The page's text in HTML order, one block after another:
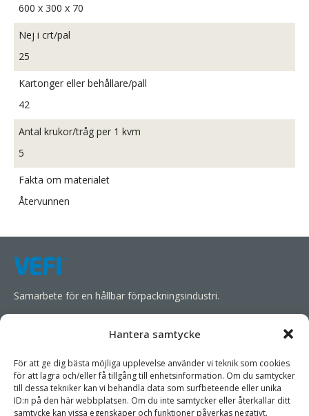
Hantera samtycke
För att ge dig bästa möjliga upplevelse använder vi teknik som cookies
för att lagra och/eller få tillgång till enhetsinformation. Om du samtycker
till dessa tekniker kan vi behandla data som surfbeteende eller unika
ID:n på den här webbplatsen. Om du inte samtycker eller återkallar ditt
samtycke kan vissa egenskaper och funktioner påverkas negativt.
600 x 300 x 70
Nej i crt/pal
25
Kartonger eller behållare/pall
42
Antal krukor/tråg per 1 kvm
5
Fakta om materialet
Återvunnen
Samarbete för en hållbar förpackningsindustri.
främja hållbarhet och öka lönsamheten genom att förse dem
med lämpliga produkter och tjänster.
Som specialister samarbetar vi med våra partners för att
utforma förpackningsprodukter som prioriterar cirkularitet. Vi